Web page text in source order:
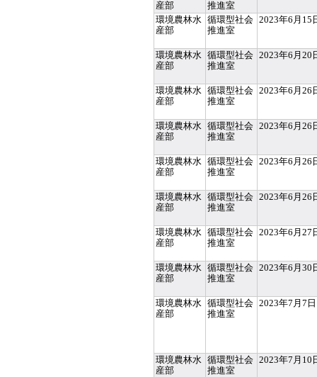
産部
推進室
環境農林水
産部
循環型社会
推進室
2023年6月15
環境農林水
産部
循環型社会
推進室
2023年6月20
環境農林水
産部
循環型社会
推進室
2023年6月26
環境農林水
産部
循環型社会
推進室
2023年6月26
環境農林水
産部
循環型社会
推進室
2023年6月26
環境農林水
産部
循環型社会
推進室
2023年6月26
環境農林水
産部
循環型社会
推進室
2023年6月27
環境農林水
産部
循環型社会
推進室
2023年6月30
環境農林水
産部
循環型社会
推進室
2023年7月7日
環境農林水
産部
循環型社会
推進室
2023年7月10